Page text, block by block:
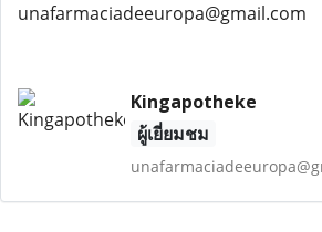
unafarmaciadeeuropa@gmail.com
Kingapotheke
ผู้เยี่ยมชม